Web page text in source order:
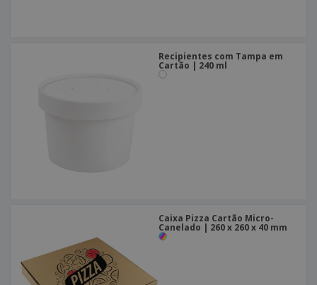
Recipientes com Tampa em
Cartão | 240 ml
Caixa Pizza Cartão Micro-
Canelado | 260 x 260 x 40 mm